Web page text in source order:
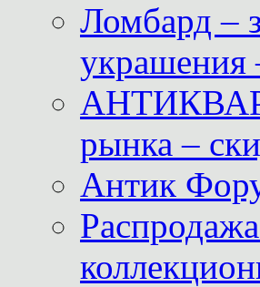
Ломбард –
украшения
рынка –
Антик